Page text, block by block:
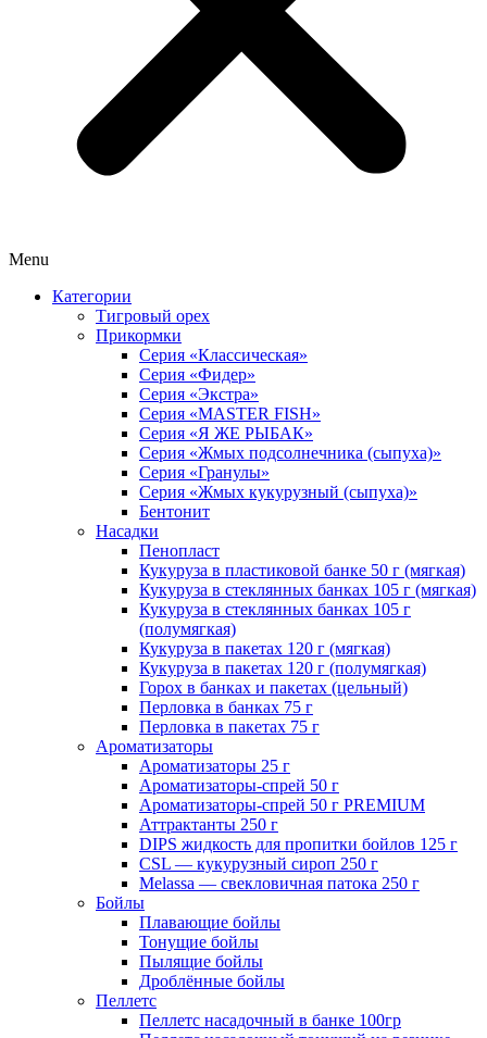
Menu
Категории
Тигровый орех
Прикормки
Серия «Классическая»
Серия «Фидер»
Серия «Экстра»
Серия «MASTER FISH»
Серия «Я ЖЕ РЫБАК»
Серия «Жмых подсолнечника (сыпуха)»
Cерия «Гранулы»
Серия «Жмых кукурузный (сыпуха)»
Бентонит
Насадки
Пенопласт
Кукуруза в пластиковой банке 50 г (мягкая)
Кукуруза в стеклянных банках 105 г (мягкая)
Кукуруза в стеклянных банках 105 г
(полумягкая)
Кукуруза в пакетах 120 г (мягкая)
Кукуруза в пакетах 120 г (полумягкая)
Горох в банках и пакетах (цельный)
Перловка в банках 75 г
Перловка в пакетах 75 г
Ароматизаторы
Ароматизаторы 25 г
Ароматизаторы-спрей 50 г
Ароматизаторы-спрей 50 г PREMIUM
Аттрактанты 250 г
DIPS жидкость для пропитки бойлов 125 г
CSL — кукурузный сироп 250 г
Melassa — свекловичная патока 250 г
Бойлы
Плавающие бойлы
Тонущие бойлы
Пылящие бойлы
Дроблённые бойлы
Пеллетс
Пеллетс насадочный в банке 100гр